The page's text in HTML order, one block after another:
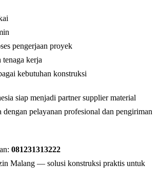
pengerjaan proyek
kerja
kebutuhan konstruksi
siap menjadi partner supplier material
dengan pelayanan profesional dan pengiriman
081231313222
Malang — solusi konstruksi praktis untuk